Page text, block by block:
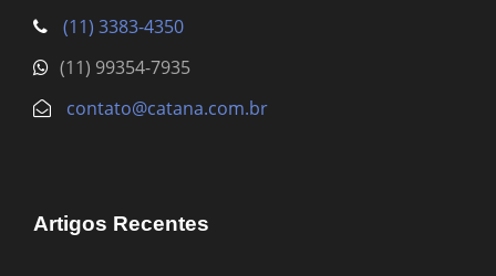
(11) 3383-4350
(11) 99354-7935
contato@catana.com.br
Artigos Recentes